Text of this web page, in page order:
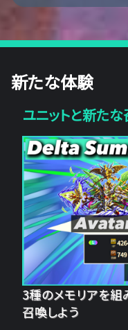
新たな体験
ユニットと新た
3種のメモリアを組
召喚しよう